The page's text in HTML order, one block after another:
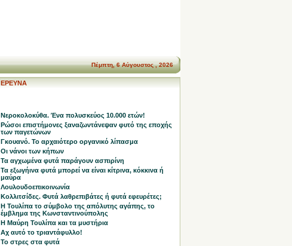
Πέμπτη, 6 Αύγουστος , 2026
ΕΡΕΥΝΑ
Νεροκολοκύθα. Ένα πολυσκεύος 10.000 ετών!
Ρώσοι επιστήμονες ξαναζωντάνεψαν φυτό της εποχής
των παγετώνων
Γκουανό. Το αρχαιότερο οργανικό λίπασμα
Οι νάνοι των κήπων
Τα αγχωμένα φυτά παράγουν ασπιρίνη
Τα εξωγήινα φυτά μπορεί να είναι κίτρινα, κόκκινα ή
μαύρα
Λουλουδοεπικοινωνία
Κολλιτσίδες. Φυτά λαθρεπιβάτες ή φυτά εφευρέτες;
Η Τουλίπα το σύμβολο της απόλυτης αγάπης, το
έμβλημα της Κωνσταντινούπολης
Η Μαύρη Τουλίπα και τα μυστήρια
Αχ αυτό το τριαντάφυλλο!
Το στρες στα φυτά